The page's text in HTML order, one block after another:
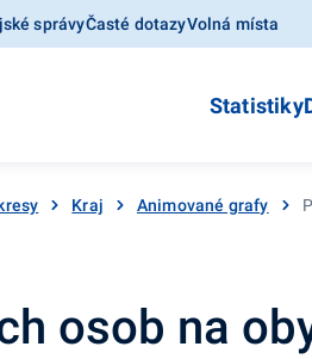
správyČasté dotazyVolná místa
Statistiky
Kraj Animované grafy
osob na